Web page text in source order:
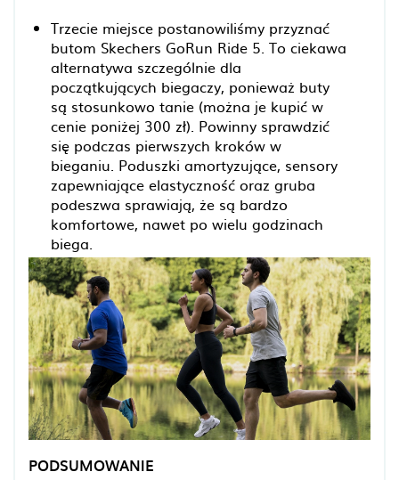
Trzecie miejsce postanowiliśmy przyznać
butom Skechers GoRun Ride 5. To ciekawa
alternatywa szczególnie dla
początkujących biegaczy, ponieważ buty
są stosunkowo tanie (można je kupić w
cenie poniżej 300 zł). Powinny sprawdzić
się podczas pierwszych kroków w
bieganiu. Poduszki amortyzujące, sensory
zapewniające elastyczność oraz gruba
podeszwa sprawiają, że są bardzo
komfortowe, nawet po wielu godzinach
biega.
PODSUMOWANIE